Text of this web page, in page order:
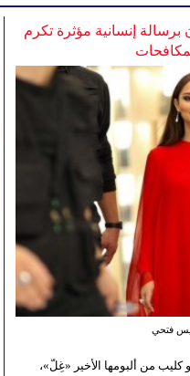
إنسانية مؤثرة تكرم
فتحي
من ألبومها الأخير «غِلّ»،